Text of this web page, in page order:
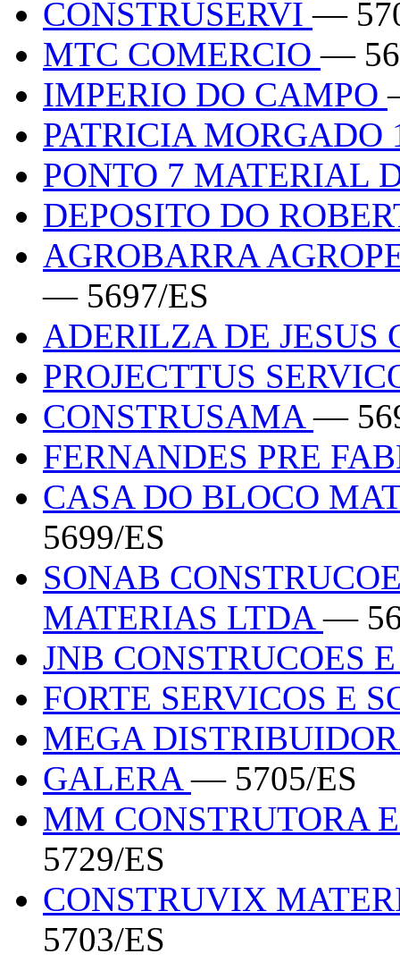
CONSTRUSERVI—
MTC COMERCIO—
IMPERIO DO CAMPO
PATRICIA MORGADO
PONTO 7 MATERIAL
DEPOSITO DO
AGROBARRA
— 5697/ES
ADERILZA DE JESUS
PROJECTTUS
CONSTRUSAMA—
FERNANDES PRE
CASA DO BLOCO
5699/ES
SONAB
MATERIAS LTDA—
JNB CONSTRUCOES
FORTE SERVICOS E
MEGA
GALERA— 5705/ES
MM CONSTRUTORA
5729/ES
CONSTRUVIX
5703/ES